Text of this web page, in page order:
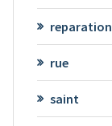
reparation
rue
saint